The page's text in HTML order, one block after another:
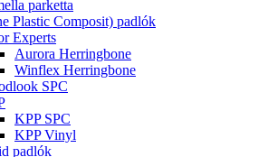
parketta
Plastic Composit) padlók
Experts
Aurora Herringbone
Winflex Herringbone
SPC
KPP SPC
KPP Vinyl
padlók